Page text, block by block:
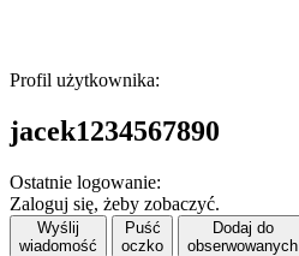
Profil użytkownika:
jacek1234567890
Ostatnie logowanie:
Zaloguj się, żeby zobaczyć.
Wyślij
wiadomość
Puść
oczko
Dodaj do
obserwowanych